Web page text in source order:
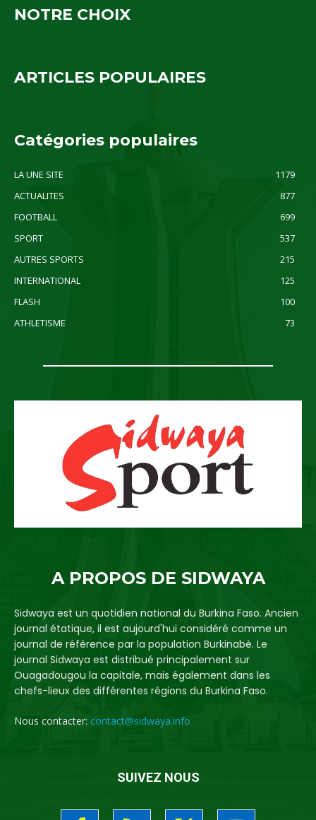
NOTRE CHOIX
ARTICLES POPULAIRES
Catégories populaires
LA UNE SITE
1179
ACTUALITES
877
FOOTBALL
699
SPORT
537
AUTRES SPORTS
215
INTERNATIONAL
125
FLASH
100
ATHLETISME
73
A PROPOS DE SIDWAYA
Sidwaya est un quotidien national du Burkina Faso. Ancien
journal étatique, il est aujourd'hui considéré comme un
journal de référence par la population Burkinabè. Le
journal Sidwaya est distribué principalement sur
Ouagadougou la capitale, mais également dans les
chefs-lieux des différentes régions du Burkina Faso.
Nous contacter: contact@sidwaya.info
SUIVEZ NOUS